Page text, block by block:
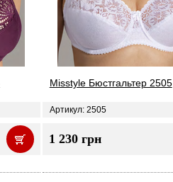
Misstyle Бюстгальтер 2505
Артикул: 2505
1 230 грн